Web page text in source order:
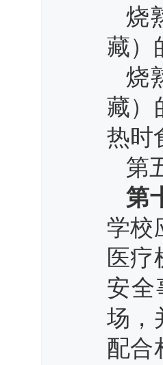
烧
藏）
烧
藏）
热时
第
第
学校
医
安全
场，
配合